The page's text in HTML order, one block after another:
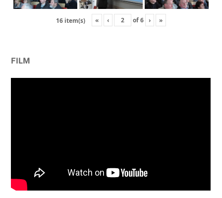
16 item(s) « ‹ of6 › »
FILM